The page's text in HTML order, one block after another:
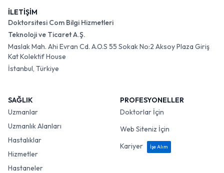
İLETİŞİM
Doktorsitesi Com Bilgi Hizmetleri
Teknoloji ve Ticaret A.Ş.
Maslak Mah. Ahi Evran Cd. A.O.S 55 Sokak No:2 Aksoy Plaza Giriş
Kat Kolektif House
İstanbul, Türkiye
SAĞLIK
Uzmanlar
Uzmanlık Alanları
Hastalıklar
Hizmetler
Hastaneler
PROFESYONELLER
Doktorlar İçin
Web Siteniz İçin
Kariyer
İşe Alım